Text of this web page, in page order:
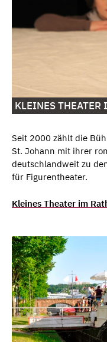
KLEINES THEATER
Seit 2000 zählt die
St. Johann mit ihrer
deutschlandweit zu
für Figurentheater.
Kleines Theater im